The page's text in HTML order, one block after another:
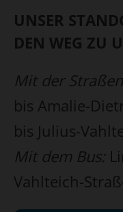
UNSER
DEN WEG ZU
Mit der
bis Amalie-
bis Julius-
Mit dem Bus:
Vahlteich-